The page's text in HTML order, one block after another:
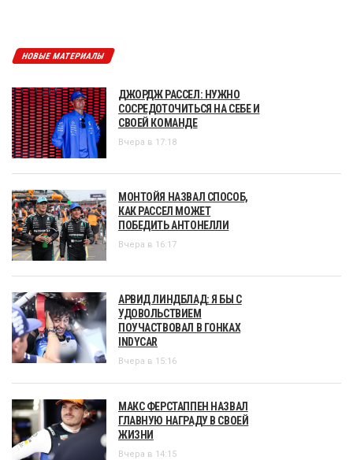
НОВЫЕ МАТЕРИАЛЫ
ДЖОРДЖ РАССЕЛ: НУЖНО
СОСРЕДОТОЧИТЬСЯ НА СЕБЕ И
СВОЕЙ КОМАНДЕ
Вчера в 17:18
МОНТОЙЯ НАЗВАЛ СПОСОБ,
КАК РАССЕЛ МОЖЕТ
ПОБЕДИТЬ АНТОНЕЛЛИ
Вчера в 16:17
АРВИД ЛИНДБЛАД: Я БЫ С
УДОВОЛЬСТВИЕМ
ПОУЧАСТВОВАЛ В ГОНКАХ
INDYCAR
Вчера в 15:16
МАКС ФЕРСТАППЕН НАЗВАЛ
ГЛАВНУЮ НАГРАДУ В СВОЕЙ
ЖИЗНИ
Вчера в 14:15